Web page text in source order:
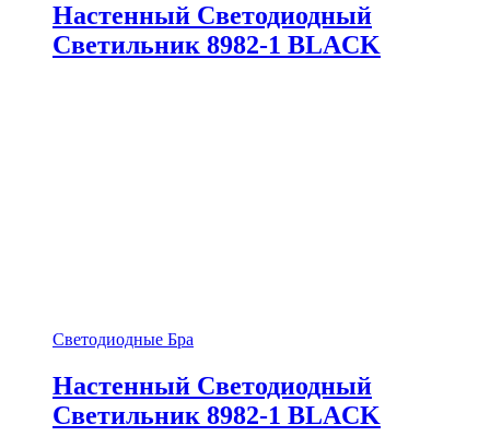
Настенный Светодиодный
Светильник 8982-1 BLACK
Светодиодные Бра
Настенный Светодиодный
Светильник 8982-1 BLACK